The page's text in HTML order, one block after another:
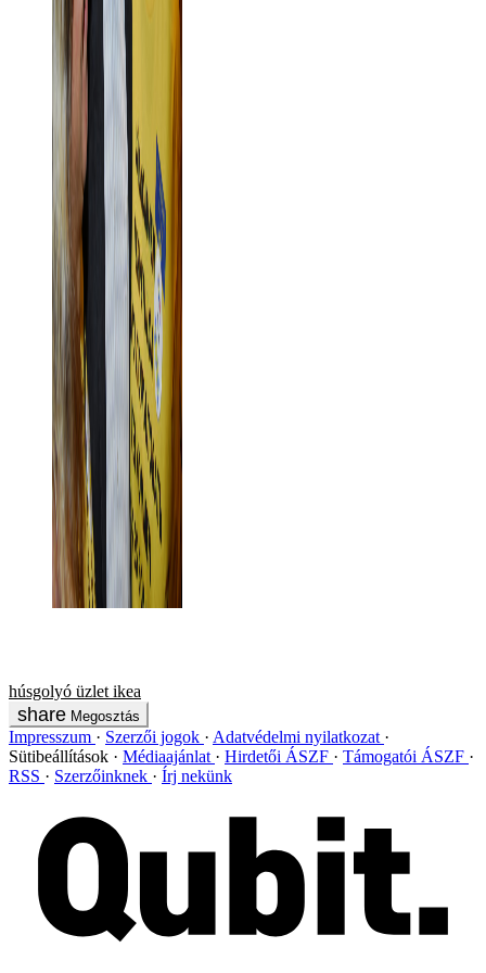
húsgolyó üzlet ikea
Megosztás
Impresszum Szerzői jogok
Adatvédelmi nyilatkozat
Sütibeállítások
Médiaajánlat Hirdetői ÁSZF
Támogatói ÁSZF
RSS
Szerzőinknek Írj nekünk